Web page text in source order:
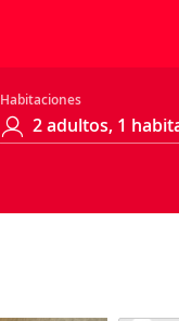
Habitaciones